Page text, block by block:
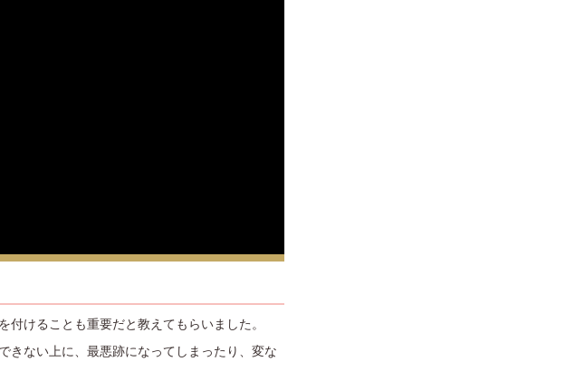
けることも重要だと教えてもらいました。
きない上に、最悪跡になってしまったり、変な